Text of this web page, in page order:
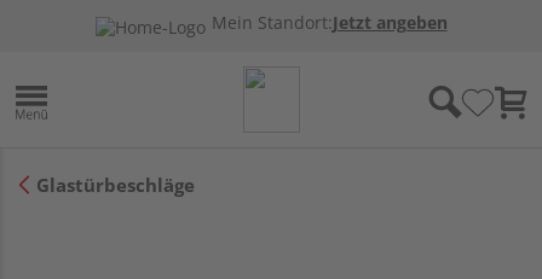
Mein Standort:Jetzt angeben
Glastürbeschläge